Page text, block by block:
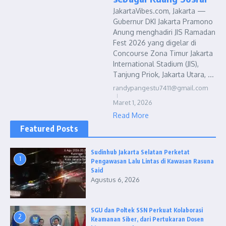
JakartaVibes.com, Jakarta —
Gubernur DKI Jakarta Pramono
Anung menghadiri JIS Ramadan
Fest 2026 yang digelar di
Concourse Zona Timur Jakarta
International Stadium (JIS),
Tanjung Priok, Jakarta Utara, ...
randypangestu7411@gmail.com
Maret 1, 2026
Read More
Featured Posts
1
Sudinhub Jakarta Selatan Perketat
Pengawasan Lalu Lintas di Kawasan Rasuna
Said
Agustus 6, 2026
2
SGU dan Poltek SSN Perkuat Kolaborasi
Keamanan Siber, dari Pertukaran Dosen